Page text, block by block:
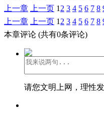
上一章
上一页 1 2 3 4 5 6 7 8
上一章
上一页 1 2 3 4 5 6 7 8
本章评论 (共有0条评论)
请您文明上网，理性